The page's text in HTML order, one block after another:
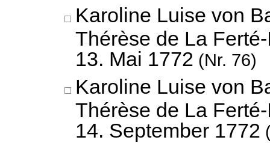
Karoline Luise von
Thérèse de La
13. Mai 1772 (Nr. 76)
Karoline Luise von
Thérèse de La
14. September 1772